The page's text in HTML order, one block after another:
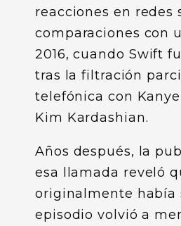
reacciones en redes
comparaciones con
2016, cuando Swift
tras la filtración
telefónica con
Kim Kardashian.
Años después, la
esa llamada reveló
originalmente había
episodio volvió a